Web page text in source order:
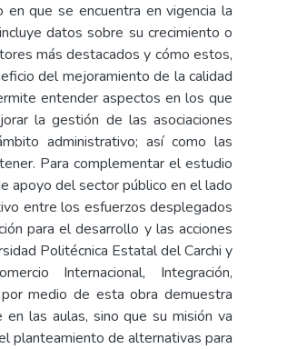
en que se encuentra en vigencia la
datos sobre su crecimiento o
más destacados y cómo estos,
del mejoramiento de la calidad
entender aspectos en los que
la gestión de las asociaciones
administrativo; así como las
Para complementar el estudio
apoyo del sector público en el lado
entre los esfuerzos desplegados
para el desarrollo y las acciones
Politécnica Estatal del Carchi y
Internacional, Integración,
medio de esta obra demuestra
las aulas, sino que su misión va
planteamiento de alternativas para